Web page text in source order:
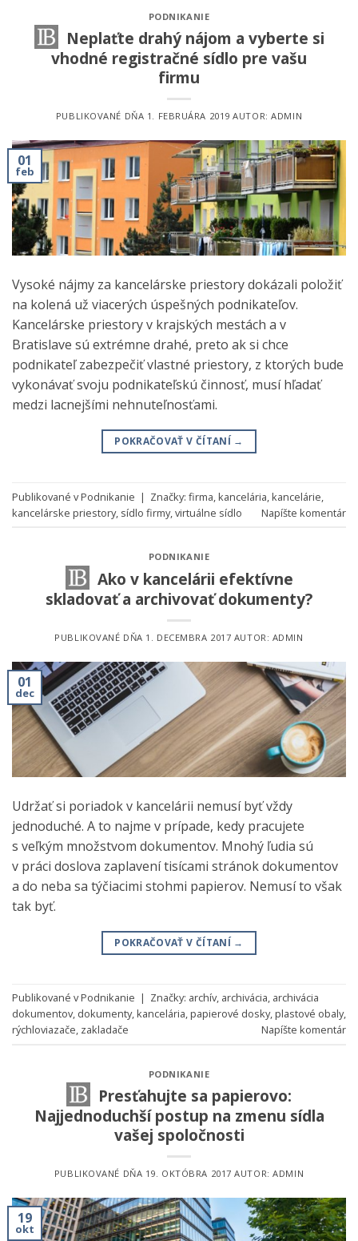
PODNIKANIE
Neplaťte drahý nájom a vyberte si
vhodné registračné sídlo pre vašu
firmu
PUBLIKOVANÉ DŇA 1. FEBRUÁRA 2019 AUTOR:ADMIN
01
feb
Vysoké nájmy za kancelárske priestory dokázali položiť
na kolená už viacerých úspešných podnikateľov.
Kancelárske priestory v krajských mestách a v
Bratislave sú extrémne drahé, preto ak si chce
podnikateľ zabezpečiť vlastné priestory, z ktorých bude
vykonávať svoju podnikateľskú činnosť, musí hľadať
medzi lacnejšími nehnuteľnosťami.
POKRAČOVAŤ V ČÍTANÍ →
Publikované vPodnikanie | Značky: firma,kancelária,kancelárie,
kancelárske priestory, sídlo firmy,virtuálne sídlo Napíšte komentár
PODNIKANIE
Ako v kancelárii efektívne
skladovať a archivovať dokumenty?
PUBLIKOVANÉ DŇA 1. DECEMBRA 2017 AUTOR: ADMIN
01
dec
Udržať si poriadok v kancelárii nemusí byť vždy
jednoduché. A to najme v prípade, kedy pracujete
s veľkým množstvom dokumentov. Mnohý ľudia sú
v práci doslova zaplavení tisícami stránok dokumentov
a do neba sa týčiacimi stohmi papierov. Nemusí to však
tak byť.
POKRAČOVAŤ V ČÍTANÍ →
Publikované vPodnikanie | Značky: archív, archivácia, archivácia
dokumentov, dokumenty,kancelária,papierové dosky,plastové obaly,
rýchloviazače, zakladače Napíšte komentár
PODNIKANIE
Presťahujte sa papierovo:
Najjednoduchší postup na zmenu sídla
vašej spoločnosti
PUBLIKOVANÉ DŇA 19. OKTÓBRA 2017 AUTOR:ADMIN
19
okt